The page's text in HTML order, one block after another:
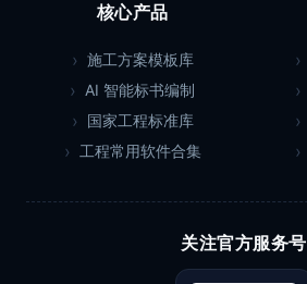
核心产品
施工方案模板库
AI 智能标书编制
国家工程标准库
工程常用软件合集
关注官方服务号